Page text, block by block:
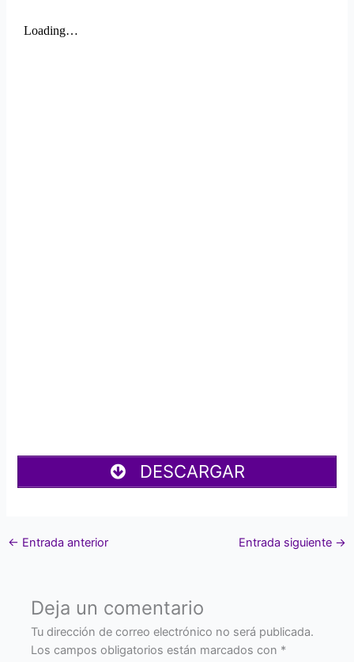
DESCARGAR
← Entrada anterior Entrada siguiente →
Deja un comentario
Tu dirección de correo electrónico no será publicada.
Los campos obligatorios están marcados con *